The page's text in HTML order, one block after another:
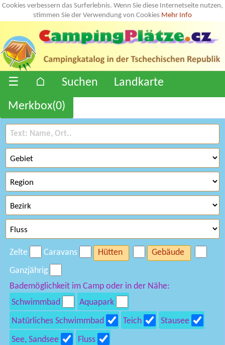
Cookies verbessern das Surferlebnis. Wenn Sie diese Internetseite nutzen,
stimmen Sie der Verwendung von Cookies Mehr Info
☰ ⌂ Suchen
Landkarte
Merkbox(0)
Zelte Caravans Hütten
Gebäude
Ganzjährig
Bademöglichkeit im Camp oder in der Nähe:
Schwimmbad
Aquapark
Natürliches Schwimmbad
Teich
Stausee
See, Sandsee
Fluss